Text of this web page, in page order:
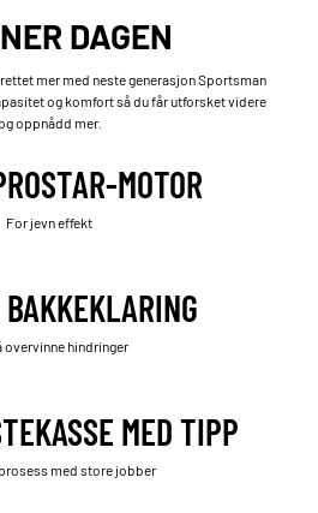
DAGEN
mer med neste generasjon Sportsman
og komfort så du får utforsket videre
oppnådd mer.
MOTOR
For jevn effekt
overvinne hindringer
MED TIPP
med store jobber